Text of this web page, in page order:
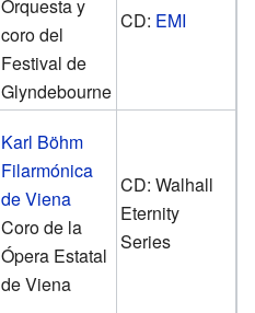
Orquesta y
coro del
Festival de
Glyndebourne
CD: EMI
Karl Böhm
Filarmónica
de Viena
Coro de la
Ópera Estatal
de Viena
CD: Walhall
Eternity
Series